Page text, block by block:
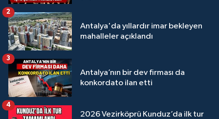
Antalya'da yıllardır imar bekleyen
mahalleler açıklandı
2
Antalya’nın bir dev firması da
konkordato ilan etti
3
2026 Vezirköprü Kunduz’da ilk tur
4